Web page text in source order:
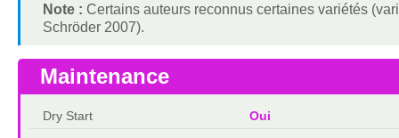
Note : Certains auteurs reconnus certaines variétés
Schröder 2007).
Maintenance
Dry Start Oui